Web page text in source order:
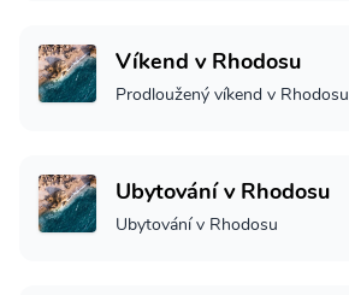
Víkend v Rhodosu
Prodloužený víkend v Rhodosu
Ubytování v Rhodosu
Ubytování v Rhodosu